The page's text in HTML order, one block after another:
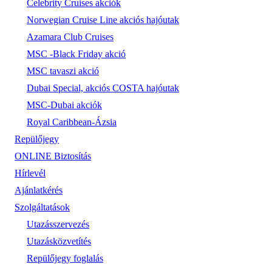
Celebrity Cruises akciók
Norwegian Cruise Line akciós hajóutak
Azamara Club Cruises
MSC -Black Friday akció
MSC tavaszi akció
Dubai Special, akciós COSTA hajóutak
MSC-Dubai akciók
Royal Caribbean-Ázsia
Repülőjegy
ONLINE Biztosítás
Hírlevél
Ajánlatkérés
Szolgáltatások
Utazásszervezés
Utazásközvetítés
Repülőjegy foglalás